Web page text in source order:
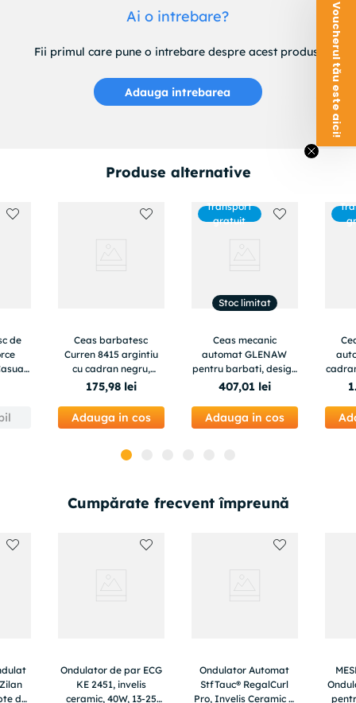
Ai o intrebare?
Fii primul care pune o intrebare despre acest produs.
Adauga intrebarea
Produse alternative
de
Ceas barbatesc
Curren 8415 argintiu
cu cadran negru,
accente albastre si
cronograf
175,98 lei
Adauga in cos
Transport
gratuit
Stoc limitat
Ceas mecanic
automat GLENAW
pentru barbati, design
luxury business,
rezistent la apa 3ATM,
bratara otel inoxidabil
407,01 lei
Adauga in cos
1
Cumpărate frecvent împreună
de
Ondulator de par ECG
KE 2451, invelis
ceramic, 40W, 13-25
Ondulator Automat
StfTauc® RegalCurl
Pro, Invelis Ceramic si
Voucherul tău este aici!